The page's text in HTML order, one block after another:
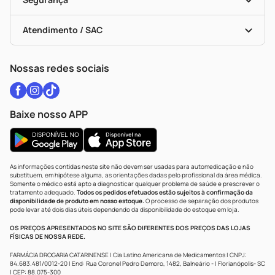
Troca E Devolução
Bulas De A A Z
Políticas De Marketplace
Testes Rápidos
Autoteste Covid-19
Vacinas
Portal Da Privacidade
Atendimento / SAC
Nossas redes sociais
Baixe nosso APP
As informações contidas neste site não devem ser usadas para automedicação e não
substituem, em hipótese alguma, as orientações dadas pelo profissional da área médica.
Somente o médico está apto a diagnosticar qualquer problema de saúde e prescrever o
tratamento adequado. Todos os pedidos efetuados estão sujeitos à confirmação da
disponibilidade de produto em nosso estoque.O processo de separação dos produtos
pode levar até dois dias úteis dependendo da disponibilidade do estoque em loja.
OS PREÇOS APRESENTADOS NO SITE SÃO DIFERENTES DOS PREÇOS DAS LOJAS
FÍSICAS DE NOSSA REDE.
FARMÁCIA DROGARIA CATARINENSE | Cia Latino Americana de Medicamentos | CNPJ:
84.683.481/0012-20 | End: Rua Coronel Pedro Demoro, 1482, Balneário - | Florianópolis- SC
| CEP: 88.075-300